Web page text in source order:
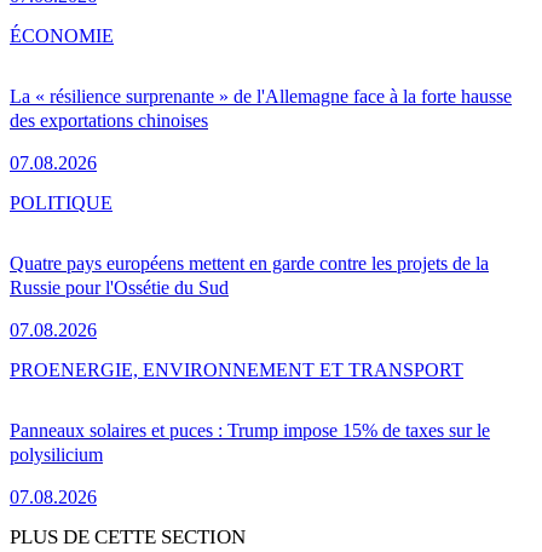
La « résilience surprenante » de l'Allemagne face à la forte hausse
des exportations chinoises
07.08.2026
ÉCONOMIE
Quatre pays européens mettent en garde contre les projets de la
Russie pour l'Ossétie du Sud
07.08.2026
POLITIQUE
Panneaux solaires et puces : Trump impose 15% de taxes sur le
polysilicium
07.08.2026
PROENERGIE, ENVIRONNEMENT ET TRANSPORT
PLUS DE CETTE SECTION